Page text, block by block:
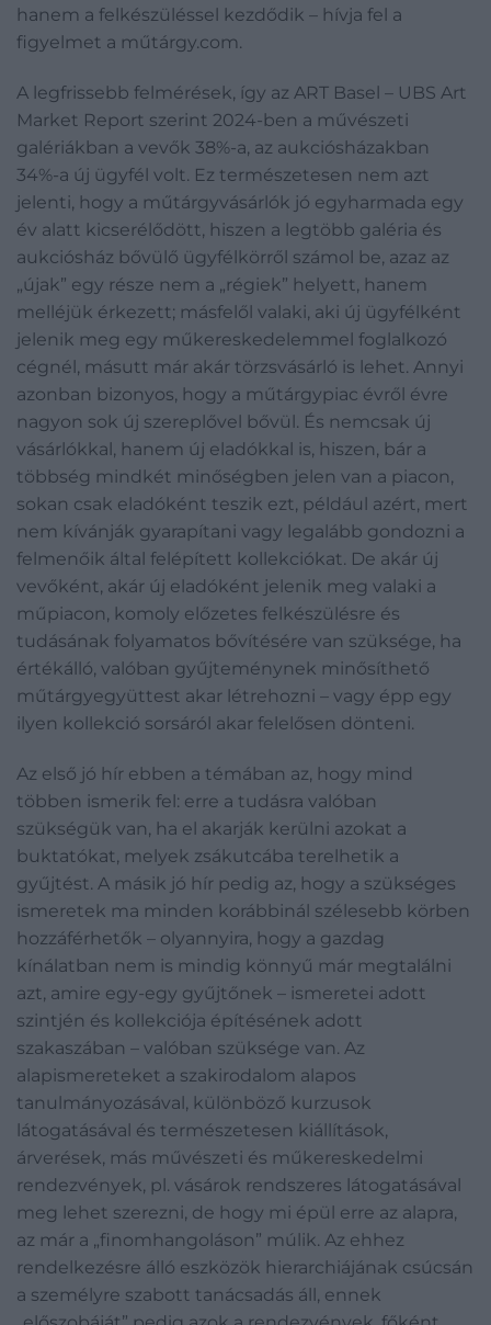
hanem a felkészüléssel kezdődik – hívja fel a
figyelmet a műtárgy.com.
A legfrissebb felmérések, így az ART Basel – UBS Art
Market Report szerint 2024-ben a művészeti
galériákban a vevők 38%-a, az aukciósházakban
34%-a új ügyfél volt. Ez természetesen nem azt
jelenti, hogy a műtárgyvásárlók jó egyharmada egy
év alatt kicserélődött, hiszen a legtöbb galéria és
aukciósház bővülő ügyfélkörről számol be, azaz az
„újak” egy része nem a „régiek” helyett, hanem
melléjük érkezett; másfelől valaki, aki új ügyfélként
jelenik meg egy műkereskedelemmel foglalkozó
cégnél, másutt már akár törzsvásárló is lehet. Annyi
azonban bizonyos, hogy a műtárgypiac évről évre
nagyon sok új szereplővel bővül. És nemcsak új
vásárlókkal, hanem új eladókkal is, hiszen, bár a
többség mindkét minőségben jelen van a piacon,
sokan csak eladóként teszik ezt, például azért, mert
nem kívánják gyarapítani vagy legalább gondozni a
felmenőik által felépített kollekciókat. De akár új
vevőként, akár új eladóként jelenik meg valaki a
műpiacon, komoly előzetes felkészülésre és
tudásának folyamatos bővítésére van szüksége, ha
értékálló, valóban gyűjteménynek minősíthető
műtárgyegyüttest akar létrehozni – vagy épp egy
ilyen kollekció sorsáról akar felelősen dönteni.
Az első jó hír ebben a témában az, hogy mind
többen ismerik fel: erre a tudásra valóban
szükségük van, ha el akarják kerülni azokat a
buktatókat, melyek zsákutcába terelhetik a
gyűjtést. A másik jó hír pedig az, hogy a szükséges
ismeretek ma minden korábbinál szélesebb körben
hozzáférhetők – olyannyira, hogy a gazdag
kínálatban nem is mindig könnyű már megtalálni
azt, amire egy-egy gyűjtőnek – ismeretei adott
szintjén és kollekciója építésének adott
szakaszában – valóban szüksége van. Az
alapismereteket a szakirodalom alapos
tanulmányozásával, különböző kurzusok
látogatásával és természetesen kiállítások,
árverések, más művészeti és műkereskedelmi
rendezvények, pl. vásárok rendszeres látogatásával
meg lehet szerezni, de hogy mi épül erre az alapra,
az már a „finomhangoláson” múlik. Az ehhez
rendelkezésre álló eszközök hierarchiájának csúcsán
a személyre szabott tanácsadás áll, ennek